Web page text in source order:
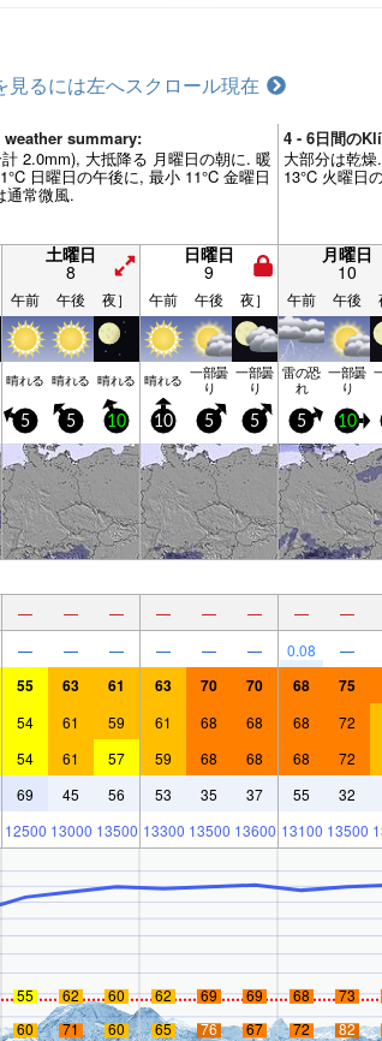
見るには左へスクロール現在
weather summary:
2.0mm), 大抵降る 月曜日の朝に. 暖
日曜日の午後に, 最小 11°C 金曜日
通常微風.
4 - 6日間の
大部分は乾
13°C 火曜日
土曜日
8
日曜日
9
月曜日
10
午前 午後 夜］ 午前 午後 夜］ 午前 午後
晴れる 晴れる 晴れる 晴れる 一部曇
り
一部曇
り
雷の恐
れ
一部曇
り
5 5 10 10 5 5 5 10
— — — — — — — —
— — — — — — 0.08 —
55 63 61 63 70 70 68 75
54 61 59 61 68 68 68 72
54 61 57 59 68 68 68 72
69 45 56 53 35 37 55 32
12500 13000 13500 13300 13500 13600 13100 13500
55 62 60 62 69 69 68 73
60 71 60 65 76 67 72 82